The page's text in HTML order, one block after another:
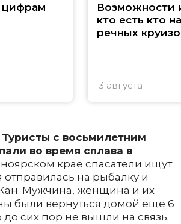
цифрам
Возможности
кто есть кто
речных
3 августа
Туристы с восьмилетним
во время сплава в
крае спасатели ищут
отправилась на рыбалку и
Мужчина, женщина и их
были вернуться домой еще 6
до сих пор не вышли на связь.